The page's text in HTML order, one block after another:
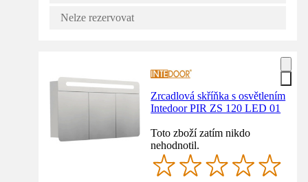
Nelze rezervovat
Zrcadlová skříňka s osvětlením
Intedoor PIR ZS 120 LED 01
Toto zboží zatím nikdo
nehodnotil.